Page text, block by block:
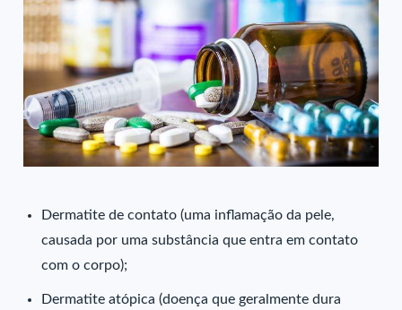
Dermatite de contato (uma inflamação da pele,
causada por uma substância que entra em contato
com o corpo);
Dermatite atópica (doença que geralmente dura